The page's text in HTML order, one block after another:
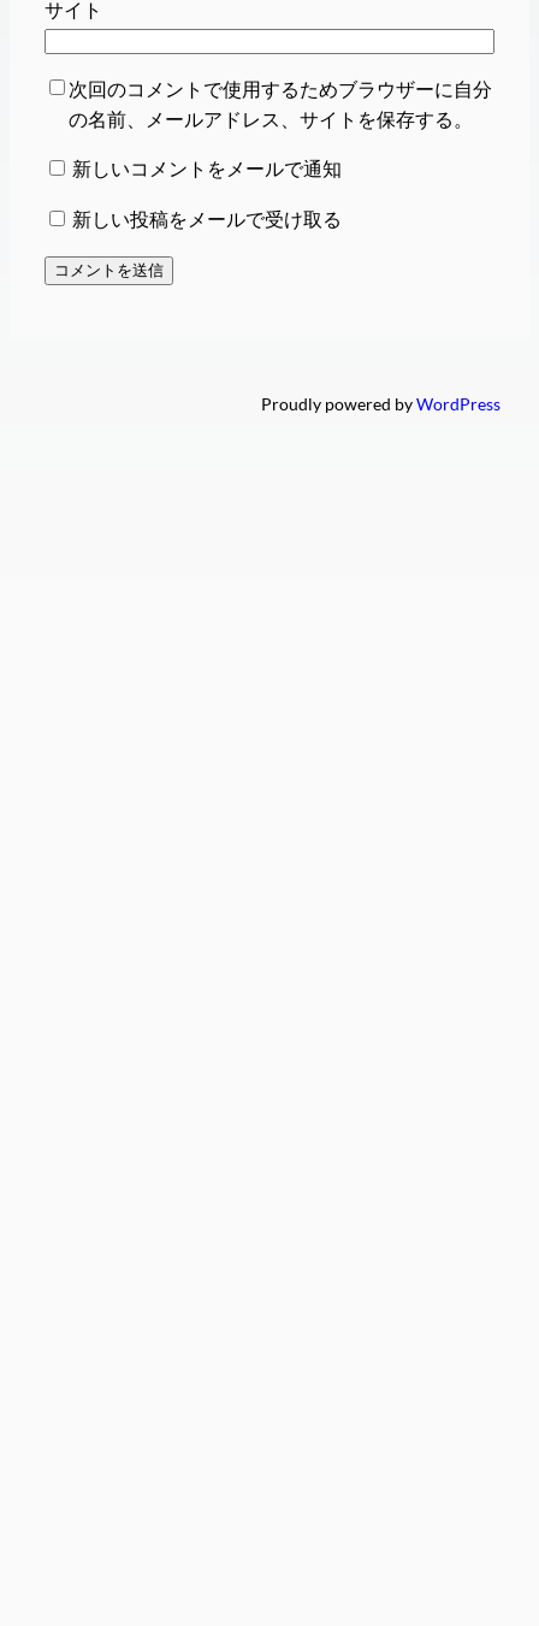
サイト
次回のコメントで使用するためブラウザーに自分
の名前、メールアドレス、サイトを保存する。
新しいコメントをメールで通知
新しい投稿をメールで受け取る
Proudly powered byWordPress